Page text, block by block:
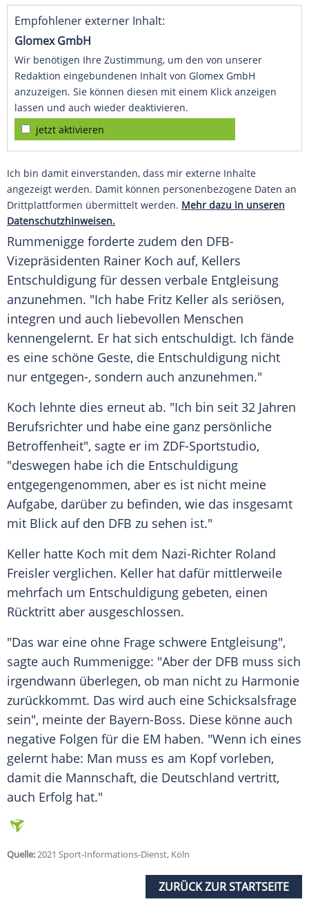
Empfohlener externer Inhalt:
Glomex GmbH
Wir benötigen Ihre Zustimmung, um den von unserer
Redaktion eingebundenen Inhalt von Glomex GmbH
anzuzeigen. Sie können diesen mit einem Klick anzeigen
lassen und auch wieder deaktivieren.
jetzt aktivieren
Ich bin damit einverstanden, dass mir externe Inhalte
angezeigt werden. Damit können personenbezogene Daten an
Drittplattformen übermittelt werden. Mehr dazu in unseren
Datenschutzhinweisen.
Rummenigge forderte zudem den DFB-
Vizepräsidenten Rainer Koch auf, Kellers
Entschuldigung für dessen verbale Entgleisung
anzunehmen. "Ich habe Fritz Keller als seriösen,
integren und auch liebevollen Menschen
kennengelernt. Er hat sich entschuldigt. Ich fände
es eine schöne Geste, die Entschuldigung nicht
nur entgegen-, sondern auch anzunehmen."
Koch lehnte dies erneut ab. "Ich bin seit 32 Jahren
Berufsrichter und habe eine ganz persönliche
Betroffenheit", sagte er im ZDF-Sportstudio,
"deswegen habe ich die Entschuldigung
entgegengenommen, aber es ist nicht meine
Aufgabe, darüber zu befinden, wie das insgesamt
mit Blick auf den DFB zu sehen ist."
Keller hatte Koch mit dem Nazi-Richter Roland
Freisler verglichen. Keller hat dafür mittlerweile
mehrfach um Entschuldigung gebeten, einen
Rücktritt aber ausgeschlossen.
"Das war eine ohne Frage schwere Entgleisung",
sagte auch Rummenigge: "Aber der DFB muss sich
irgendwann überlegen, ob man nicht zu Harmonie
zurückkommt. Das wird auch eine Schicksalsfrage
sein", meinte der Bayern-Boss. Diese könne auch
negative Folgen für die EM haben. "Wenn ich eines
gelernt habe: Man muss es am Kopf vorleben,
damit die Mannschaft, die Deutschland vertritt,
auch Erfolg hat."
Quelle:2021 Sport-Informations-Dienst, Köln
ZURÜCK ZUR STARTSEITE